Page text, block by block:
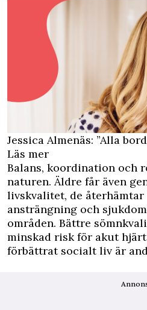
Jessica Almenäs: ”Alla
Läs mer
Balans, koordination och
naturen. Äldre får även
livskvalitet, de återhämtar
ansträngning och
områden. Bättre
minskad risk för akut
förbättrat socialt liv är